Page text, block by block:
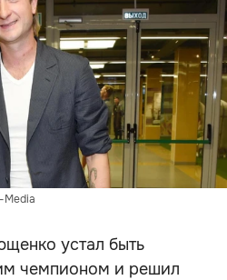
Media
устал быть
чемпионом и решил